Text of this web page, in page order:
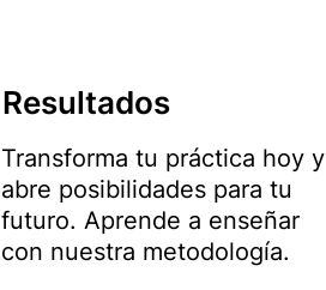
Resultados
Transforma tu práctica hoy y
abre posibilidades para tu
futuro. Aprende a enseñar
con nuestra metodología.